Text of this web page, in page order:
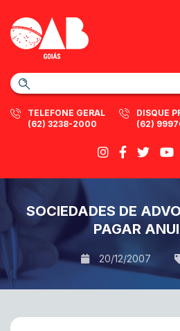
TELEFONE GERAL
(62) 3238-2000
DISQUE
(62)
SOCIEDADES DE
PAGAR
20/12/2007